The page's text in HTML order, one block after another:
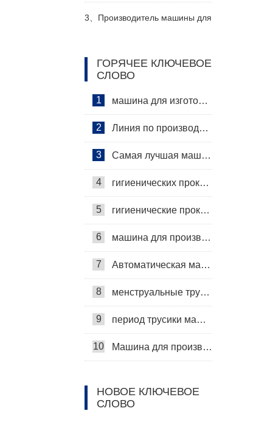
производству детских
машина подгузников для
3、 Производитель машины для
Китае
ГОРЯЧЕЕ КЛЮЧЕВОЕ
СЛОВО
1 машина для изготовления гигиенических салфеток
2 Линия по производству гигиенических салфеток
3 Самая лучшая машина для гигиенических салфеток
4 гигиенических прокладок машина
5 гигиенические прокладки машина
6 машина для производства гигиенических прокладок
7 Автоматическая машина для изготовления гигиенических прокладок
8 менструальные трусики машина
9 период трусики машина
10 Машина для производства ежедневных прокладок
НОВОЕ КЛЮЧЕВОЕ
СЛОВО